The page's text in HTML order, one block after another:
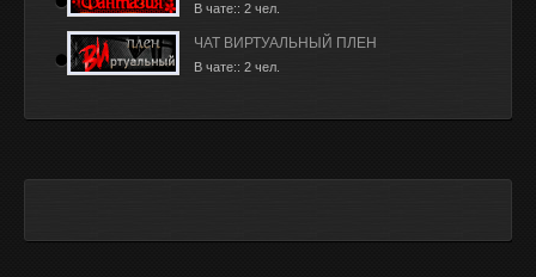
В чате:: 2 чел.
ЧАТ ВИРТУАЛЬНЫЙ ПЛЕН
В чате:: 2 чел.